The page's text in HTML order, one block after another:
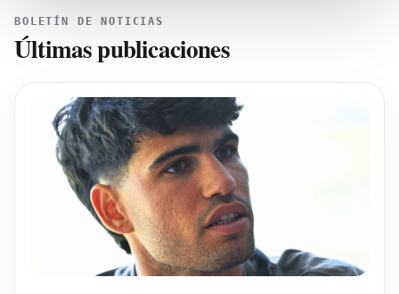
BOLETÍN DE NOTICIAS
Últimas publicaciones